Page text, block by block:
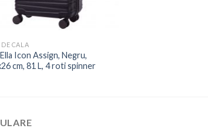
DE CALA
Icon Assign, Negru,
cm, 81 L, 4 roti spinner